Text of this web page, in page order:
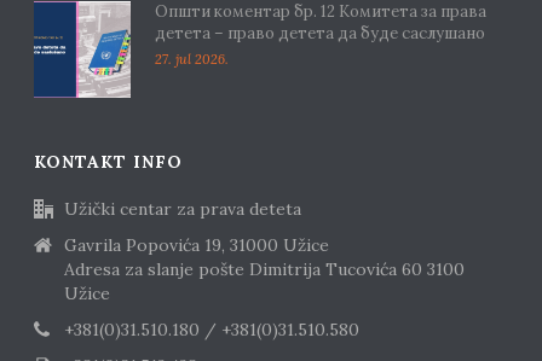
Општи коментар бр. 12 Комитета за права
детета – право детета да буде саслушано
27. jul 2026.
KONTAKT INFO
Užički centar za prava deteta
Gavrila Popovića 19, 31000 Užice
Adresa za slanje pošte Dimitrija Tucovića 60 3100
Užice
+381(0)31.510.180 / +381(0)31.510.580